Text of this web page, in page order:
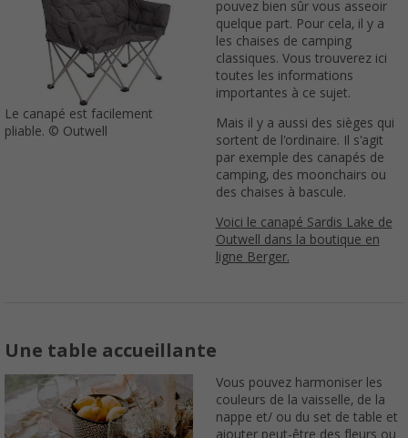
Le canapé est facilement
pliable. © Outwell
pouvez bien sûr vous asseoir
quelque part. Pour cela, il y a
les chaises de camping
classiques. Vous trouverez ici
toutes les informations
importantes à ce sujet.
Mais il y a aussi des sièges qui
sortent de l'ordinaire. Il s'agit
par exemple des canapés de
camping, des moonchairs ou
des chaises à bascule.
Voici le canapé Sardis Lake de
Outwell dans la boutique en
ligne Berger.
Une table accueillante
Vous pouvez harmoniser les
couleurs de la vaisselle, de la
nappe et/ ou du set de table et
ajouter peut-être des fleurs ou